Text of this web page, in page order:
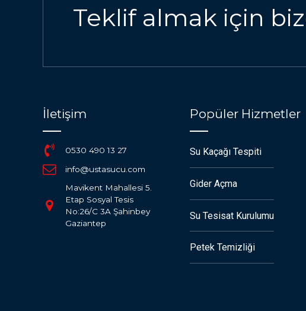
Teklif almak için
İletişim
0530 490 13 27
info@ustasucu.com
Mavikent Mahallesi 5.
Etap Sosyal Tesis
No:26/C 3A Şahinbey
Gaziantep
Popüler Hizmetler
Su Kaçağı Tespiti
Gider Açma
Su Tesisat Kurulumu
Petek Temizliği